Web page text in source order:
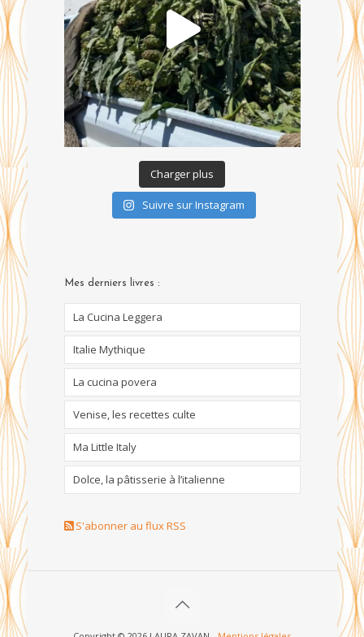
Charger plus
Suivre sur Instagram
Mes derniers livres :
La Cucina Leggera
Italie Mythique
La cucina povera
Venise, les recettes culte
Ma Little Italy
Dolce, la pâtisserie à l’italienne
S'abonner au flux RSS